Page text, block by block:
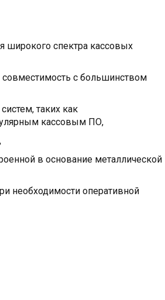
широкого спектра кассовых
с большинством
таких как
кассовым ПО,
в основание металлической
необходимости оперативной